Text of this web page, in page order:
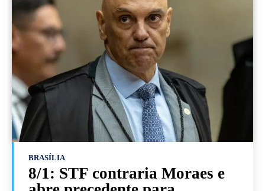
BRASÍLIA
8/1: STF contraria Moraes e